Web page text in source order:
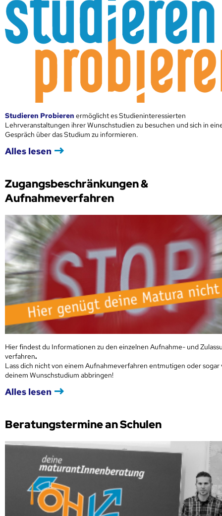
Studieren Probieren ermöglicht es Studieninteressierten
Lehrveranstaltungen ihrer Wunschstudien zu besuchen und sich in
Gespräch über das Studium zu informieren.
Alles lesen
Zugangsbeschränkungen &
Aufnahmeverfahren
Hier findest du Informationen zu den einzelnen Aufnahme- und
verfahren.
Lass dich nicht von einem Aufnahmeverfahren entmutigen oder sogar
deinem Wunschstudium abbringen!
Alles lesen
Beratungstermine an Schulen